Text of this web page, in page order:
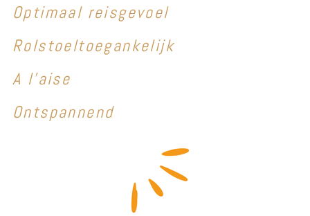
Optimaal reisgevoel
Rolstoeltoegankelijk
A l'aise
Ontspannend